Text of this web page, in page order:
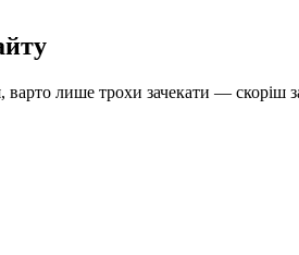
лише трохи зачекати — скоріш